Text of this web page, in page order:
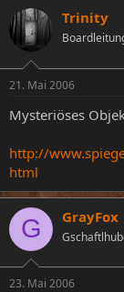
s
t
e
l
l
e
t
e
l
m
Trinity
21. Mai 2006
Mysteriöses
http://
html
G GrayFox
23. Mai 2006